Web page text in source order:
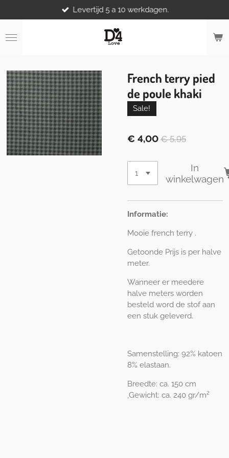
direct
naar
de
Levertijd 5 a 10 werkdagen.
French terry pied
de poule khaki
Sale!
€ 4,00 € 5,95
In
winkelwagen
Informatie:
Mooie french terry .
Getoonde Prijs is per halve
meter.
Wanneer er meedere
halve meters worden
besteld word de stof aan
een stuk geleverd.
Samenstelling: 92% katoen
8% elastaan.
Breedte: ca. 150 cm
,Gewicht: ca. 240 gr/m²